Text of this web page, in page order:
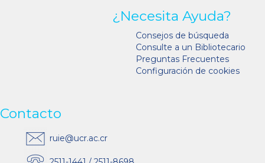
¿Necesita Ayuda?
Consejos de búsqueda
Consulte a un Bibliotecario
Preguntas Frecuentes
Configuración de cookies
Contacto
ruie@ucr.ac.cr